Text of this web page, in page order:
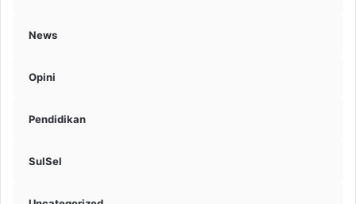
News
Opini
Pendidikan
SulSel